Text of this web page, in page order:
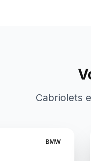
Cabriolets
BMW